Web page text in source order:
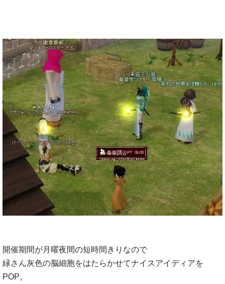
開催期間が月曜夜間の短時間きりなので
緑さん灰色の脳細胞をはたらかせてナイスアイディアを
POP。